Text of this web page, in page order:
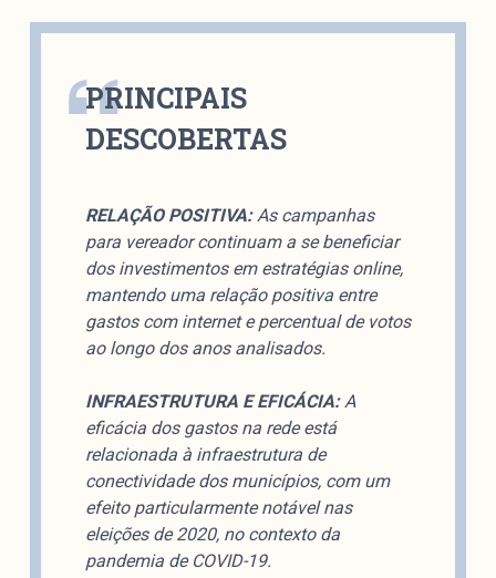
colabore
O Manchetômetro é um site de acompanhamento da
cobertura da grande mídia sobre temas de economia e
política produzido pelo Laboratório de Estudos de Mídia
e Esfera Pública (LEMEP). O LEMEP tem registro no
Diretório de Grupos de Pesquisa do CNPq e é sediado
no Instituto de Estudos Sociais e Políticos (IESP) da
Missão
Metodologia
Parcerias
PRINCIPAIS
DESCOBERTAS
RELAÇÃO POSITIVA:As campanhas
para vereador continuam a se beneficiar
dos investimentos em estratégias online,
mantendo uma relação positiva entre
gastos com internet e percentual de votos
ao longo dos anos analisados.
INFRAESTRUTURA E EFICÁCIA:A
eficácia dos gastos na rede está
relacionada à infraestrutura de
conectividade dos municípios, com um
efeito particularmente notável nas
eleições de 2020, no contexto da
pandemia de COVID-19.